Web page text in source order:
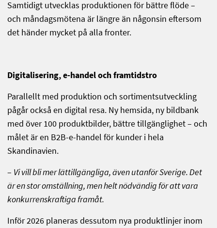
Samtidigt utvecklas produktionen för bättre flöde –
och måndagsmötena är längre än någonsin eftersom
det händer mycket på alla fronter.
Digitalisering, e-handel och framtidstro
Parallellt med produktion och sortimentsutveckling
pågår också en digital resa. Ny hemsida, ny bildbank
med över 100 produktbilder, bättre tillgänglighet – och
målet är en B2B-e-handel för kunder i hela
Skandinavien.
– Vi vill bli mer lättillgängliga, även utanför Sverige. Det
är en stor omställning, men helt nödvändig för att vara
konkurrenskraftiga framåt.
Inför 2026 planeras dessutom nya produktlinjer inom